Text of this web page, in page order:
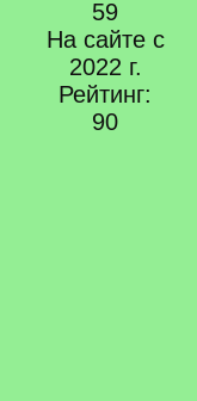
59
На сайте с
2022 г.
Рейтинг:
90